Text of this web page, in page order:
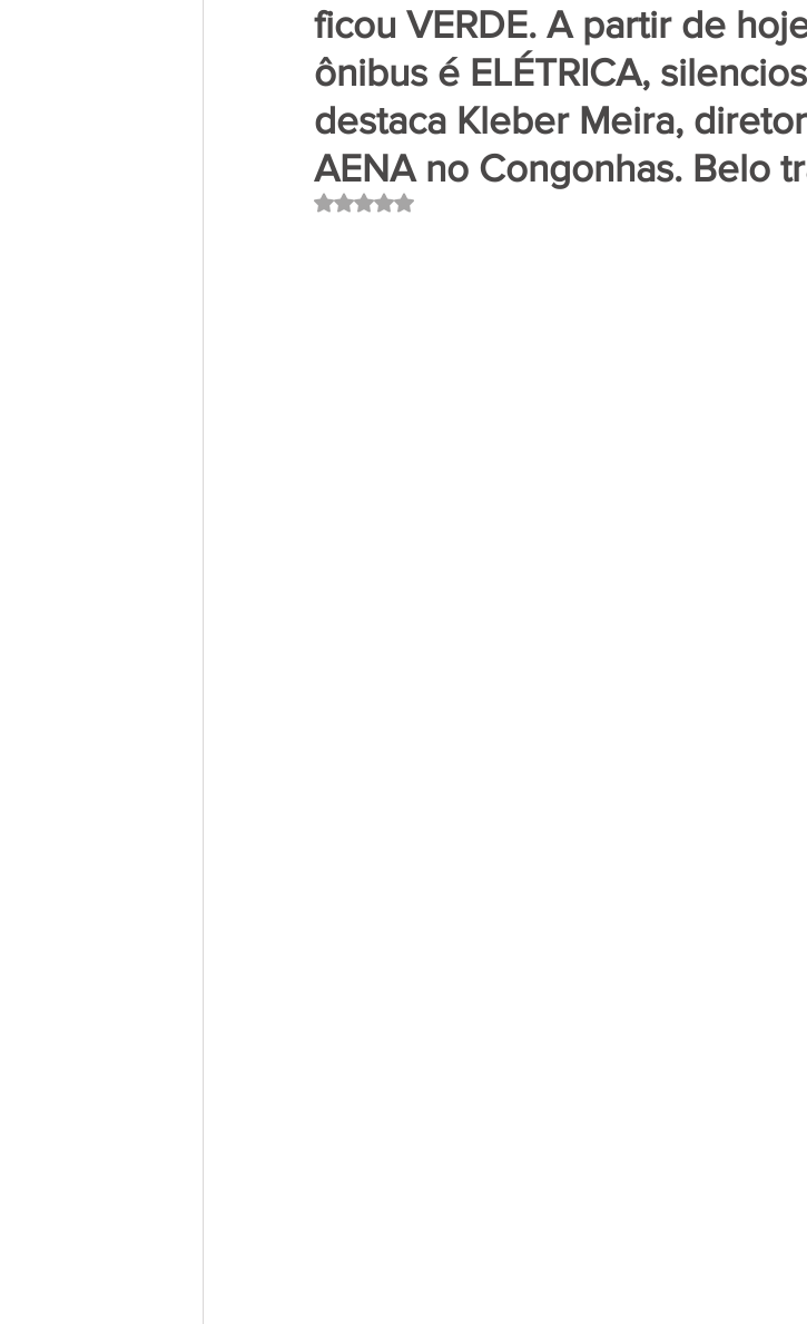
ficou VERDE. A partir de
ônibus é ELÉTRICA,
destaca Kleber Meira,
AENA no Congonhas. Belo
Avaliado com NaN de 5 estrelas.